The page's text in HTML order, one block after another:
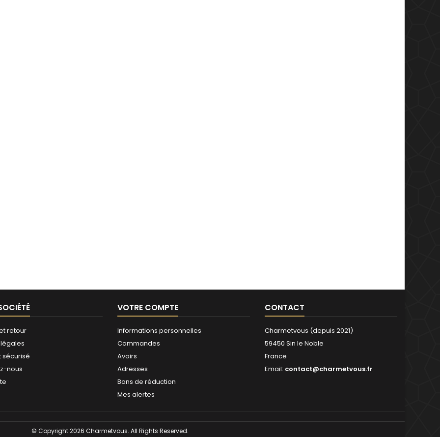
retour
sécurisé
nous
VOTRE COMPTE
Informations personnelles
Commandes
Avoirs
Adresses
Bons de réduction
Mes alertes
CONTACT
Charmetvous (depuis 2021)
59450 Sin le Noble
France
Email: contact@charmetvous.fr
© Copyright 2026 Charmetvous. All Rights Reserved.